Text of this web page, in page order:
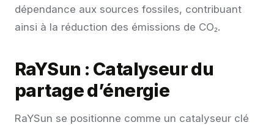
dépendance aux sources fossiles, contribuant
ainsi à la réduction des émissions de CO₂.
RaYSun : Catalyseur du
partage d’énergie
RaYSun se positionne comme un catalyseur clé